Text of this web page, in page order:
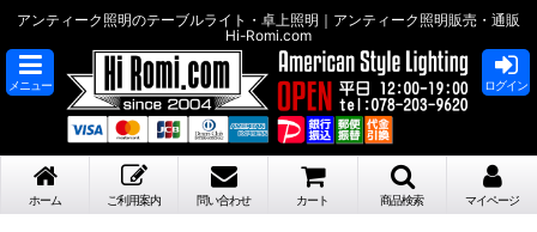
アンティーク照明のテーブルライト・卓上照明｜アンティーク照明販売・通販
Hi-Romi.com
メニュー ログイン
ホーム ご利用案内 問い合わせ カート 商品検索 マイページ